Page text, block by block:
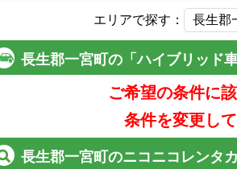
エリアで探す：
長生郡一宮町の「ハイブリッド
ご希望の条件に
条件を変更し
長生郡一宮町のニコニコレンタ